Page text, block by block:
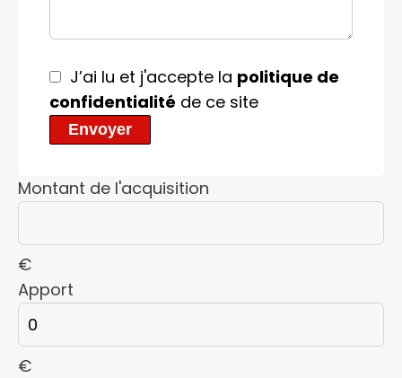
J’ai lu et j'accepte la politique de
confidentialité de ce site
Envoyer
Montant de l'acquisition
€
Apport
€